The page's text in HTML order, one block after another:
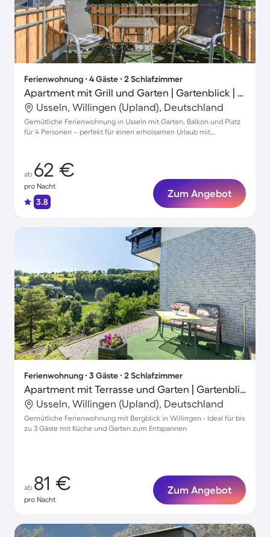
Ferienwohnung ∙ 4 Gäste ∙ 2 Schlafzimmer
Apartment mit Grill und Garten | Gartenblick | Haustiere sind willkommen
Usseln, Willingen (Upland), Deutschland
Gemütliche Ferienwohnung in Usseln mit Garten, Balkon und Platz
für 4 Personen – perfekt für einen erholsamen Urlaub mit
ab 62 €
pro Nacht
3.8
Zum Angebot
Ferienwohnung ∙ 3 Gäste ∙ 2 Schlafzimmer
Apartment mit Terrasse und Garten | Gartenblick
Usseln, Willingen (Upland), Deutschland
Gemütliche Ferienwohnung mit Bergblick in Willingen - Ideal für bis
zu 3 Gäste mit Küche und Garten zum Entspannen
ab 81 €
pro Nacht
Zum Angebot